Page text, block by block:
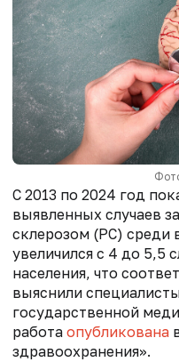
С 2013 по 2024 год
выявленных случаев
склерозом (РС) среди
увеличился с 4 до 5,5
населения, что
выяснили
государственной
работа опубликована
здравоохранения».